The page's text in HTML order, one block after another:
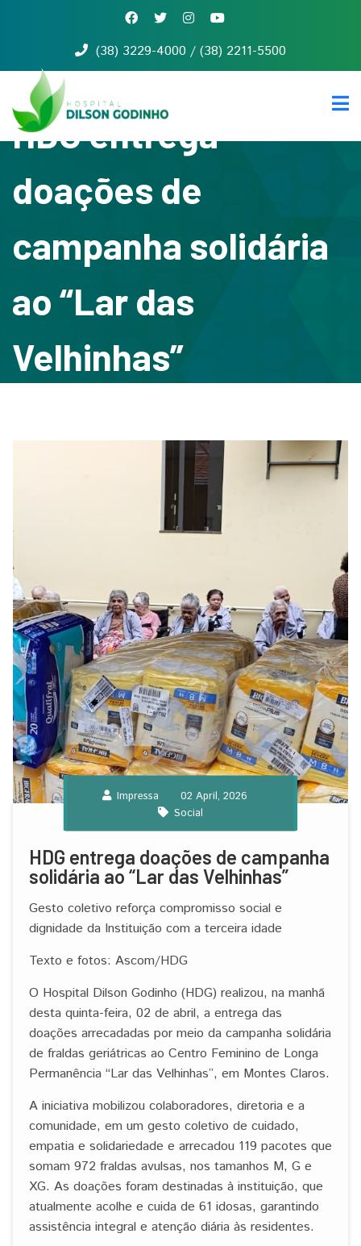
(38) 3229-4000 / (38) 2211-5500
Quem
somos
Serviços
Contato
HDG entrega
doações de
campanha solidária
ao “Lar das
Velhinhas”
Impressa
02 April, 2026
Social
HDG entrega doações de campanha
solidária ao “Lar das Velhinhas”
Gesto coletivo reforça compromisso social e
dignidade da Instituição com a terceira idade
Texto e fotos: Ascom/HDG
O Hospital Dilson Godinho (HDG) realizou, na manhã
desta quinta-feira, 02 de abril, a entrega das
doações arrecadadas por meio da campanha solidária
de fraldas geriátricas ao Centro Feminino de Longa
Permanência “Lar das Velhinhas”, em Montes Claros.
A iniciativa mobilizou colaboradores, diretoria e a
comunidade, em um gesto coletivo de cuidado,
empatia e solidariedade e arrecadou 119 pacotes que
somam 972 fraldas avulsas, nos tamanhos M, G e
XG. As doações foram destinadas à instituição, que
atualmente acolhe e cuida de 61 idosas, garantindo
assistência integral e atenção diária às residentes.